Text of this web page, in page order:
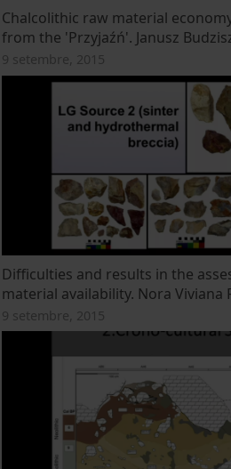
Chalcolithic raw material
from the 'Przyjaźń'. Janusz
9 setembre, 2015
Difficulties and results in the
material availability. Nora Viviana
9 setembre, 2015